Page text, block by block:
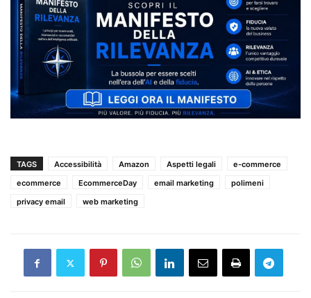
TAGS Accessibilità Amazon Aspetti legali
e-commerce
ecommerce
EcommerceDay email marketing
polimeni
privacy email
web marketing